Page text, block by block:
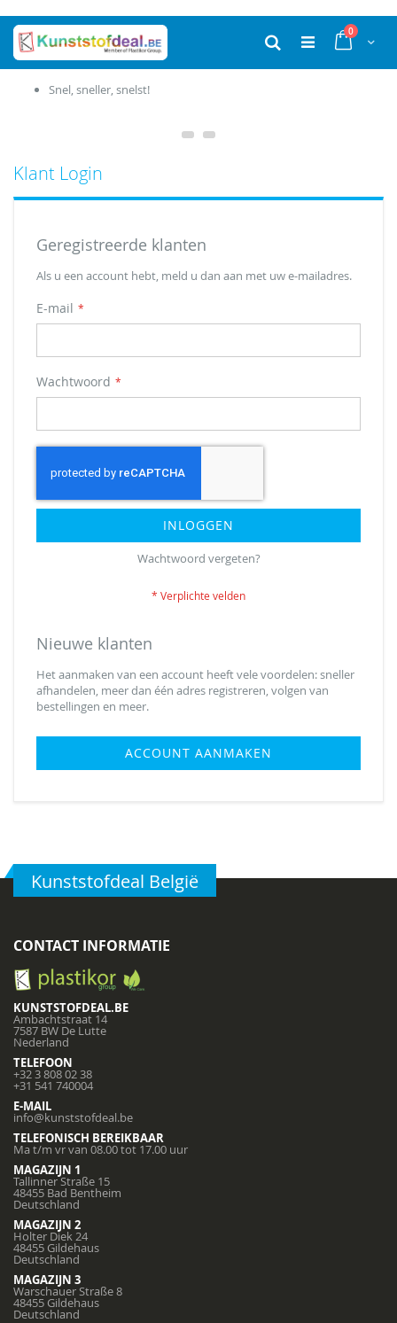
Ga
naar
inhoud
Cart
0producten
Zoek
Snel, sneller, snelst!
Klant Login
Geregistreerde klanten
Als u een account hebt, meld u dan aan met uw e-mailadres.
E-mail
Wachtwoord
INLOGGEN
Wachtwoord vergeten?
Nieuwe klanten
Het aanmaken van een account heeft vele voordelen: sneller
afhandelen, meer dan één adres registreren, volgen van
bestellingen en meer.
ACCOUNT AANMAKEN
Kunststofdeal België
CONTACT INFORMATIE
KUNSTSTOFDEAL.BE
Ambachtstraat 14
7587 BW De Lutte
Nederland
TELEFOON
+32 3 808 02 38
+31 541 740004
E-MAIL
info@kunststofdeal.be
TELEFONISCH BEREIKBAAR
Ma t/m vr van 08.00 tot 17.00 uur
MAGAZIJN 1
Tallinner Straße 15
48455 Bad Bentheim
Deutschland
MAGAZIJN 2
Holter Diek 24
48455 Gildehaus
Deutschland
MAGAZIJN 3
Warschauer Straße 8
48455 Gildehaus
Deutschland